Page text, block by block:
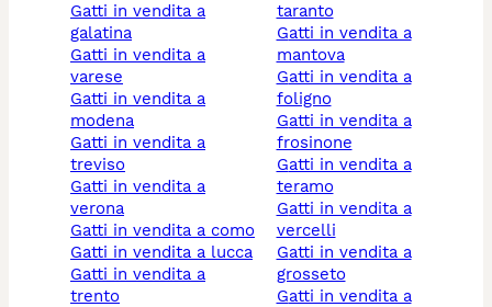
gatti in vendita a
galatina
gatti in vendita a
varese
gatti in vendita a
modena
gatti in vendita a
treviso
gatti in vendita a
verona
gatti in vendita a como
gatti in vendita a lucca
gatti in vendita a
trento
taranto
gatti in vendita a
mantova
gatti in vendita a
foligno
gatti in vendita a
frosinone
gatti in vendita a
teramo
gatti in vendita a
vercelli
gatti in vendita a
grosseto
gatti in vendita a